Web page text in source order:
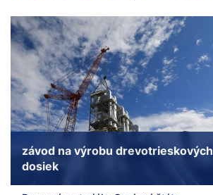
a11y.jump_slider_end
závod na výrobu drevotrieskových
dosiek